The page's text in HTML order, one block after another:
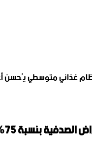
غذائي متوسطي يُحسن
بنسبة 75%